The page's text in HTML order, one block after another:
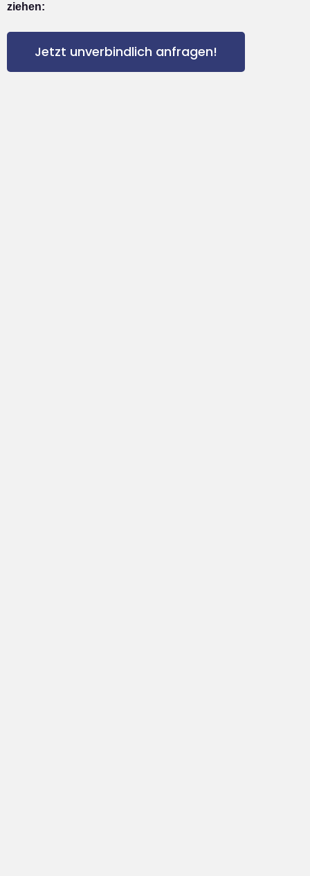
ziehen:
Jetzt unverbindlich anfragen!